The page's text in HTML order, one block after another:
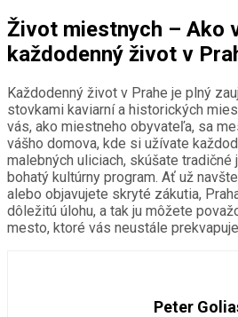
Život miestnych – Ako
každodenný život v
Každodenný život v Prahe je plný
stovkami kaviarní a historických
vás, ako miestneho obyvateľa, sa
vášho domova, kde si užívate
malebných uliciach, skúšate tradičné
bohatý kultúrny program. Ať už
alebo objavujete skryté zákutia,
dôležitú úlohu, a tak ju môžete
mesto, ktoré vás neustále
Peter